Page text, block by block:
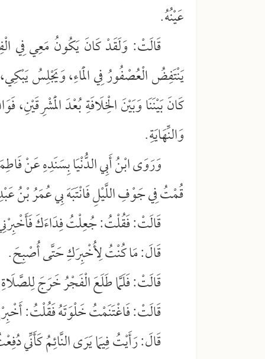
عَيْنُهُ.
قَالَتْ: وَلَقَدْ كَانَ يَكُونُ مَعِي فِي
يَنْتَفِضُ الْعُصْفُورُ فِي الْمَاءِ، وَيَجْلِسُ
كَانَ بَيْنَنَا وَبَيْنَ الْخِلَافَةِ بُعْدَ الْمَشْرِقَيْنِ،
وَالنِّهَايَةِ.
وَرَوَى ابْنُ أَبِي الدُّنْيَا بِسَنَدِهِ عَنْ
قُمْتُ فِي جَوْفِ اللَّيْلِ فَانْتَبَهَ بِي عُمَرُ بْنُ
قَالَتْ: فَقُلْتُ: جُعِلْتُ فِدَاءَكَ
قَالَ: مَا كُنْتُ لِأُخْبِرَكِ حَتَّى أُصْبِحَ.
قَالَتْ: فَلَمَّا طَلَعَ الْفَجْرُ خَرَجَ
قَالَتْ: فَاغْتَنَمْتُ خَلْوَتَهُ فَقُلْتُ:
قَالَ: رَأَيْتُ فِيمَا يَرَى النَّائِمُ كَأَنِّي